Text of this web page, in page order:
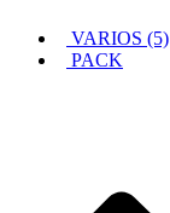
VARIOS (5)
PACK